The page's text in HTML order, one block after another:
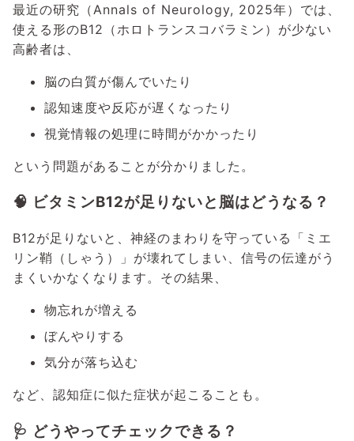
最近の研究（Annals of Neurology, 2025年）では、
使える形のB12（ホロトランスコバラミン）が少ない
高齢者は、
脳の白質が傷んでいたり
認知速度や反応が遅くなったり
視覚情報の処理に時間がかかったり
という問題があることが分かりました。
🧠 ビタミンB12が足りないと脳はどうなる？
B12が足りないと、神経のまわりを守っている「ミエ
リン鞘（しゃう）」が壊れてしまい、信号の伝達がう
まくいかなくなります。その結果、
物忘れが増える
ぼんやりする
気分が落ち込む
など、認知症に似た症状が起こることも。
🩺 どうやってチェックできる？